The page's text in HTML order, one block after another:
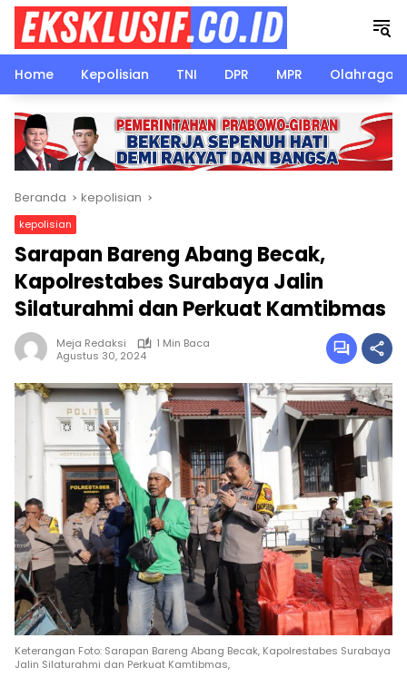
Langsung
konten
Home
Kepolisian TNI DPR MPR Olahraga
Beranda kepolisian
kepolisian
Sarapan Bareng Abang Becak,
Kapolrestabes Surabaya Jalin
Silaturahmi dan Perkuat Kamtibmas
Meja Redaksi
1 Min Baca
Agustus 30, 2024
Keterangan Foto: Sarapan Bareng Abang Becak, Kapolrestabes Surabaya
Jalin Silaturahmi dan Perkuat Kamtibmas,